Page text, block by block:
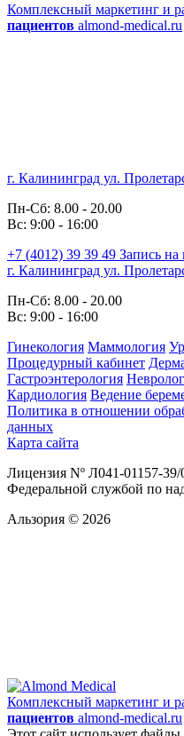
Комплексный маркетинг и
пациентов almond-medical.ru
г. Калининград ул.
Пн-Сб: 8.00 - 20.00
Вс: 9:00 - 16:00
+7 (4012) 39 39 49 Запись на
г. Калининград ул.
Пн-Сб: 8.00 - 20.00
Вс: 9:00 - 16:00
Гинекология Маммология
Процедурный кабинет
Гастроэнтерология
Кардиология Ведение
Политика в отношении
данных
Карта сайта
Лицензия Nº Л041-01157-39/
Федеральной службой по
Альзория © 2026
Комплексный маркетинг и
пациентов almond-medical.ru